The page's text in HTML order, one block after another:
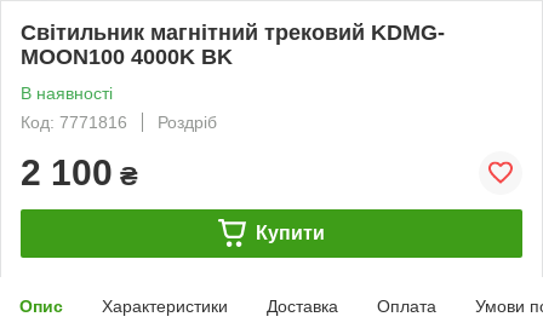
Світильник магнітний трековий KDMG-
MOON100 4000K BK
В наявності
Код: 7771816
Роздріб
2 100 ₴
Купити
Опис Характеристики Доставка Оплата Умови